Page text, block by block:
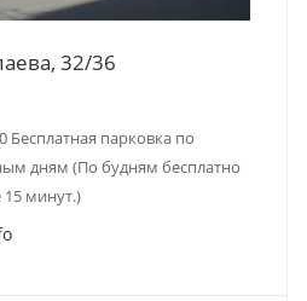
32/36
Бесплатная парковка по
дням (По будням бесплатно
15 минут.)